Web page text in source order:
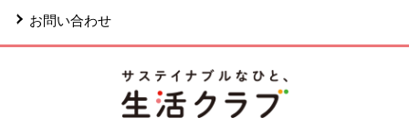
お問い合わせ